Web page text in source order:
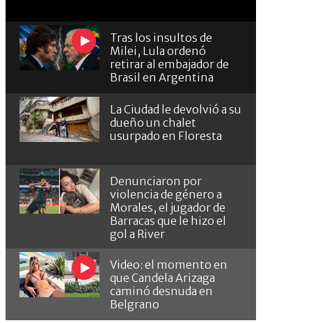
Tras los insultos de
Milei, Lula ordenó
retirar al embajador de
Brasil en Argentina
La Ciudad le devolvió a su
dueño un chalet
usurpado en Floresta
Denunciaron por
violencia de género a
Morales, el jugador de
Barracas que le hizo el
gol a River
Video: el momento en
que Candela Arizaga
caminó desnuda en
Belgrano